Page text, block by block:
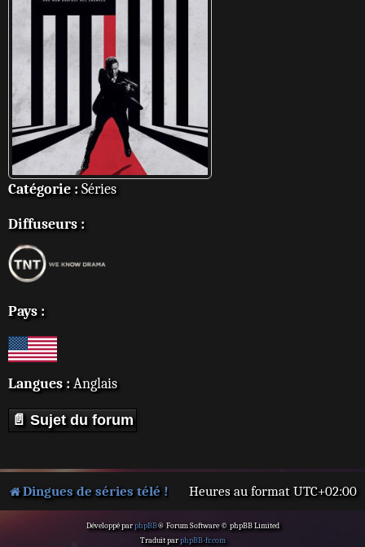
Catégorie : Séries
Diffuseurs :
Pays :
Langues : Anglais
📄 Sujet du forum
Dingues de séries télé ! Heures au format UTC+02:00
Développé parphpBB® Forum Software © phpBB Limited
Traduit parphpBB-fr.com